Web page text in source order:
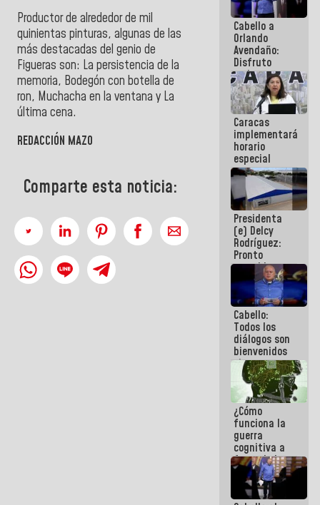
Productor de alrededor de mil
quinientas pinturas, algunas de las
más destacadas del genio de
Figueras son: La persistencia de la
memoria, Bodegón con botella de
ron, Muchacha en la ventana y La
última cena.
REDACCIÓN MAZO
Comparte esta noticia:
Cabello a
Orlando
Avendaño:
Disfruto
cada vez
que escribes
porque lo
que haces
es
embarrarla
Caracas
implementará
horario
especial
para
adaptarse
al plan de
ahorro
energético
Presidenta
(e) Delcy
Rodríguez:
Pronto
restableceremos
las
operaciones
en el
Aeropuerto
Internacional
de
Maiquetía
Cabello:
Todos los
diálogos son
bienvenidos
siempre que
estén en el
marco de la
Constitución
de la
República
¿Cómo
funciona la
guerra
cognitiva a
favor de la
narrativa
hegemónica?
(1)